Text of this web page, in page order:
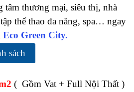
tâm thương mại, siêu thị, nhà
thể thao đa năng, spa… ngay
Eco Green City.
sách
( Gồm Vat + Full Nội Thất )